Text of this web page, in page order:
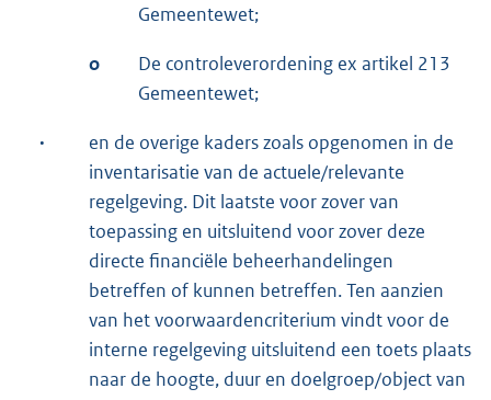
Gemeentewet;
o
De controleverordening ex artikel 213
Gemeentewet;
·
en de overige kaders zoals opgenomen in de
inventarisatie van de actuele/relevante
regelgeving. Dit laatste voor zover van
toepassing en uitsluitend voor zover deze
directe financiële beheerhandelingen
betreffen of kunnen betreffen. Ten aanzien
van het voorwaardencriterium vindt voor de
interne regelgeving uitsluitend een toets plaats
naar de hoogte, duur en doelgroep/object van